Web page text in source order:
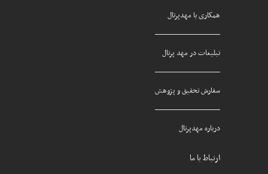
همکاری با مهدپرتال
تبلیغات در مهد پرتال
سفارش تحقیق و پژوهش
درباره مهدپرتال
ارتباط با ما